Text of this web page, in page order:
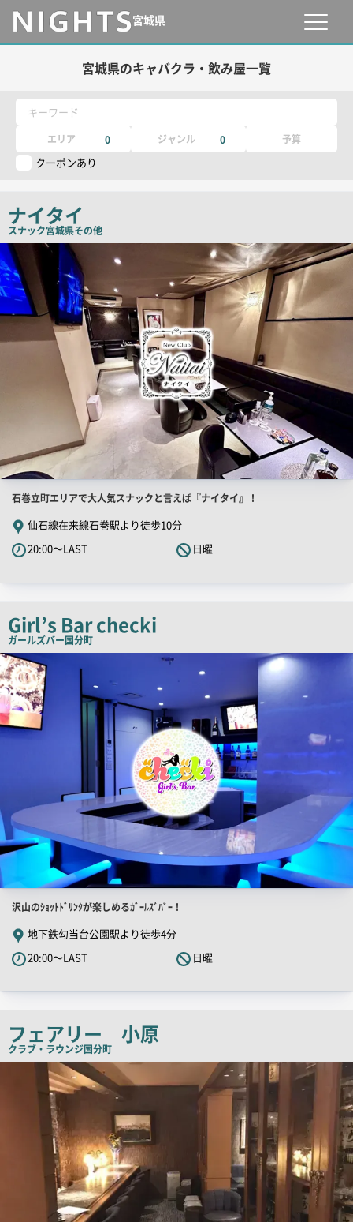
宮城県
宮城県のキャバクラ・飲み屋一覧
キーワード
エリア 0 ジャンル 0 予算
クーポンあり
ナイタイ
スナック宮城県その他
店
舗
PR
画
像
店
舗
PR
キ
コ
ピ
ー
石巻立町エリアで大人気スナックと言えば『ナイタイ』！
仙石線在来線石巻駅より徒歩10分
20:00～LAST
日曜
Girl’s Bar checki
ガールズバー国分町
店
舗
PR
画
像
店
舗
PR
キ
コ
ピ
沢山のｼｮｯﾄﾄﾞﾘﾝｸが楽しめるｶﾞｰﾙｽﾞﾊﾞｰ！
地下鉄勾当台公園駅より徒歩4分
20:00～LAST
日曜
フェアリー 小原
クラブ・ラウンジ国分町